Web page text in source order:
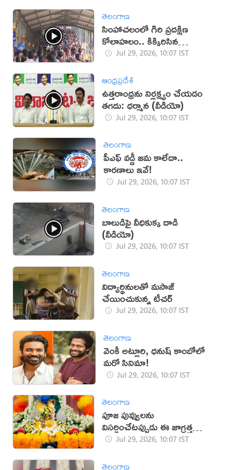
తెలంగాణ
సింహాచలంలో గిరి ప్రదక్షిణ
కోలాహలం.. కిక్కిరిసిన
గిరిమార్గం.
Jul 29, 2026, 10:07 IST
ఆంధ్రప్రదేశ్
ఉత్తరాంధ్రను నిర్లక్ష్యం చేయడం
తగదు: ధర్మాన (వీడియో)
Jul 29, 2026, 10:07 IST
తెలంగాణ
పీఎఫ్ వడ్డీ జమ కాలేదా..
కారణాలు ఇవే!
Jul 29, 2026, 10:07 IST
తెలంగాణ
బాలుడిపై వీధికుక్క దాడి
(వీడియో)
Jul 29, 2026, 10:07 IST
తెలంగాణ
విద్యార్థినులతో మసాజ్
చేయించుకున్న టీచర్
Jul 29, 2026, 10:07 IST
తెలంగాణ
వెంకీ అట్లూరి, ధనుష్ కాంబోలో
మరో సినిమా!
Jul 29, 2026, 10:07 IST
తెలంగాణ
పూజ పువ్వులను
విసర్జించేటప్పుడు ఈ జాగ్రత్తలు
తప్పనిసరి!
Jul 29, 2026, 10:07 IST
తెలంగాణ